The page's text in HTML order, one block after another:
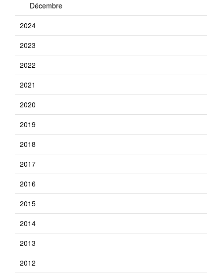
Décembre
2024
2023
2022
2021
2020
2019
2018
2017
2016
2015
2014
2013
2012